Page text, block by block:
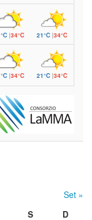
|34°C 21°C |34°C
|34°C 21°C |34°C
Set »
S
D